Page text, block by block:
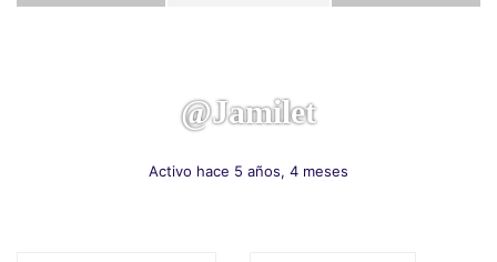
@jamilet
Activo hace 5 años, 4 meses